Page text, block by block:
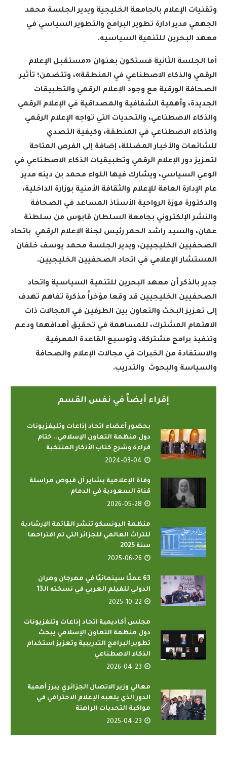
وتقنيات الإعلام بالجامعة الخليجية ويدير الجلسة محمد
الجهمي مدير ادارة تطوير البرامج والتطوير السياسي في
معهد البحرين للتنمية السياسيه.
أما الجلسة الثانية فستكون بعنوان «مستقبل الإعلام
الرقمي والذكاء الاصطناعي في المنطقة»، وتتضمن؛ تأثير
الصحافة الورقية مع وجود الإعلام الرقمي والتطبيقات
الجديدة، وأهمية الشفافية والمصداقية في الإعلام الرقمي
والذكاء الاصطناعي، والتحديات التي تواجه الإعلام الرقمي
والذكاء الاصطناعي في المنطقة، وكيفية التصدي
للشائعات والأخبار المضللة، إضافة إلى الفرص المتاحة
لتعزيز دور الإعلام الرقمي وتطبيقيات الذكاء الاصطناعي في
الوعي السياسي، ويشارك فيها اللواء محمد بن دينه مدير
عام الإدارة العامة للإعلام والثقافة الأمنية بوزارة الداخلية،
والدكتورة موزة الرواحية الأستاذ المساعد في الصحافة
والنشر الإلكتروني بجامعة السلطان قابوس من سلطنة
عمان، والسيد راشد الحمر رئيس لجنة الإعلام الرقمي باتحاد
الصحفيين الخليجيين، ويدير الجلسة محمد يوسف خلفان
المستشار الإعلامي في اتحاد الصحفيين الخليجيين.
جدير بالذكر أن معهد البحرين للتنمية السياسية واتحاد
الصحفيين الخليجيين قد وقعا مؤخراً مذكرة تفاهم تهدف
إلى تعزيز البحث والتعاون بين الطرفين في المجالات ذات
الاهتمام المشترك، للمساهمة في تحقيق أهدافهما ودعم
وتنفيذ برامج مشتركة، وتوسيع القاعدة المعرفية
والاستفادة من الخبرات في مجالات الإعلام والصحافة
والسياسة والبحوث والتدريب.
إقراء أيضاً في نفس القسم
بحضور أعضاء اتحاد إذاعات وتليفزيونات
دول منظمة التعاون الإسلامي.. ختام
قراءة وشرح كتاب الأذكار المنتخبة
2024-03-04
وفاة الإعلامية بشاير آل قبوص مراسلة
قناة السعودية في الدمام
2026-05-28
منظمة اليونسكو تنشر القائمة الإرشادية
للتراث العالمي للجزائر التي تم اقتراحها
سنة 2025
2025-06-26
63 عملًا سينمائيًا في مهرجان وهران
الدولي للفيلم العربي في نسخته الـ13
2025-10-22
مجلس أكاديمية اتحاد إذاعات وتلفزيونات
دول منظمة التعاون الإسلامي يبحث
تطوير البرامج التدريبية وتعزيز استخدام
الذكاء الاصطناعي
2026-04-23
معالي وزير الاتصال الجزائري يبرز أهمية
الدور الذي يلعبه الإعلام الاحترافي في
مواكبة التحديات الراهنة
2025-04-23